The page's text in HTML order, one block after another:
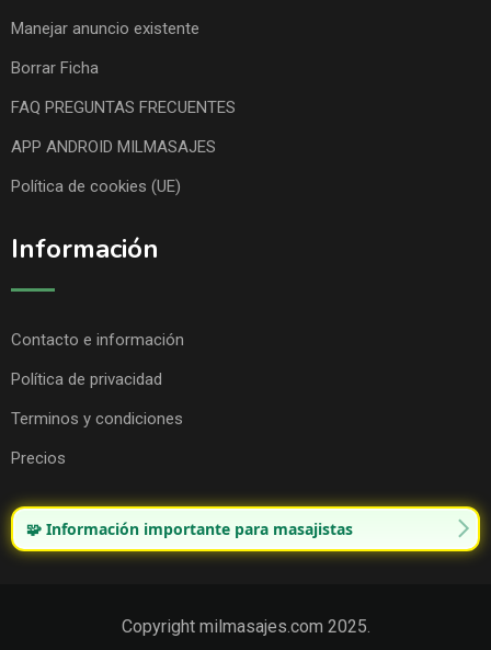
Manejar anuncio existente
Borrar Ficha
FAQ PREGUNTAS FRECUENTES
APP ANDROID MILMASAJES
Política de cookies (UE)
Información
Contacto e información
Política de privacidad
Terminos y condiciones
Precios
🧩 Información importante para masajistas
Copyright milmasajes.com 2025.